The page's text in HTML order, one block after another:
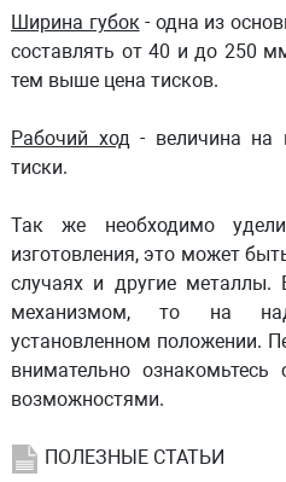
Ширина губок- одна из
составлять от 40 и до 250
тем выше цена тисков.
Рабочий ход- величина на
тиски.
Так же необходимо
изготовления, это может
случаях и другие металлы.
механизмом, то на
установленном положении.
внимательно
возможностями.
ПОЛЕЗНЫЕ СТАТЬИ